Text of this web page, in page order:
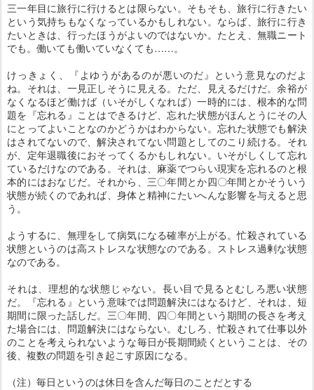
三一年目に旅行に行けるとは限らない。そもそも、旅行に行きたい
という気持ちもなくなっているかもしれない。ならば、旅行に行き
たいときは、行ったほうがよいのではないか。たとえ、無職ニート
でも。働いても働いていなくても……。
けっきょく、『よゆうがあるのが悪いのだ』という意見なのだよ
ね。それは、一見正しそうに見える。ただ、見えるだけだ。余裕が
なくなるほど働けば（いそがしくなれば）一時的には、根本的な問
題を『忘れる』ことはできるけど、忘れた状態がほんとうにその人
にとってよいことなのかどうかはわからない。忘れた状態でも解決
はされてないので、解決されてない問題としてのこり続ける。それ
が、定年退職後におそってくるかもしれない。いそがしくして忘れ
ているだけなのである。それは、麻薬でつらい現実を忘れるのと根
本的にはおなじだ。それから、三〇年間とか四〇年間とかそういう
状態が続くのであれば、身体と精神にたいへんな影響を与えると思
う。
ようするに、無理をして病気になる確率が上がる。忙殺されている
状態というのは高ストレスな状態なのである。ストレス過剰な状態
なのである。
それは、理想的な状態じゃない。長い目で見るとむしろ悪い状態
だ。『忘れる』という意味では問題解決にはなるけど、それは、短
期間に限った話しだ。三〇年間、四〇年間という期間の長さを考え
た場合には、問題解決にはならない。むしろ、忙殺されて仕事以外
のことを考えられないような毎日が長期間続くということは、その
後、複数の問題を引き起こす原因になる。
（注）毎日というのは休日を含んだ毎日のことだとする